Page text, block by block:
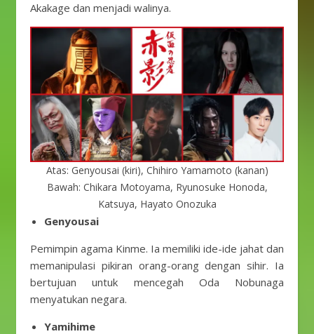
Akakage dan menjadi walinya.
Atas: Genyousai (kiri), Chihiro Yamamoto (kanan)
Bawah: Chikara Motoyama, Ryunosuke Honoda,
Katsuya, Hayato Onozuka
Genyousai
Pemimpin agama Kinme. Ia memiliki ide-ide jahat dan
memanipulasi pikiran orang-orang dengan sihir. Ia
bertujuan untuk mencegah Oda Nobunaga
menyatukan negara.
Yamihime